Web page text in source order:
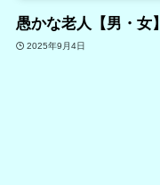
愚かな老人【男・女】
2025年9月4日